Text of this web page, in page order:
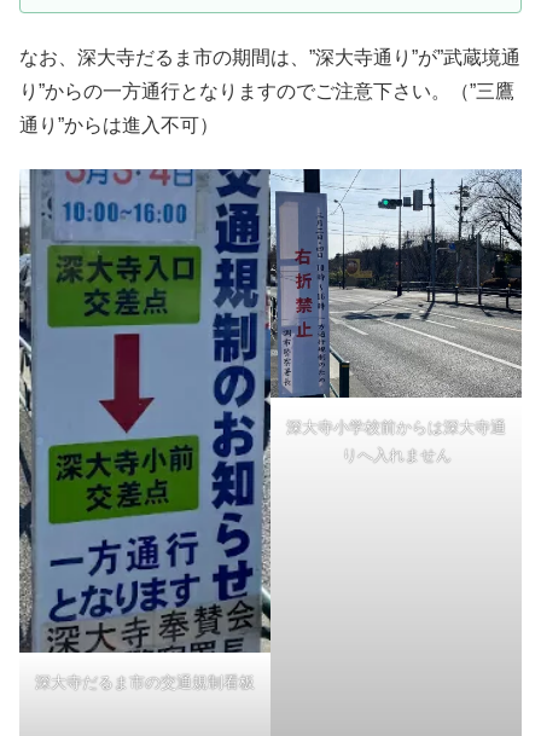
なお、深大寺だるま市の期間は、”深大寺通り”が”武蔵境通
り”からの一方通行となりますのでご注意下さい。（”三鷹
通り”からは進入不可）
深大寺だるま市の交通規制看板
深大寺小学校前からは深大寺通
りへ入れません